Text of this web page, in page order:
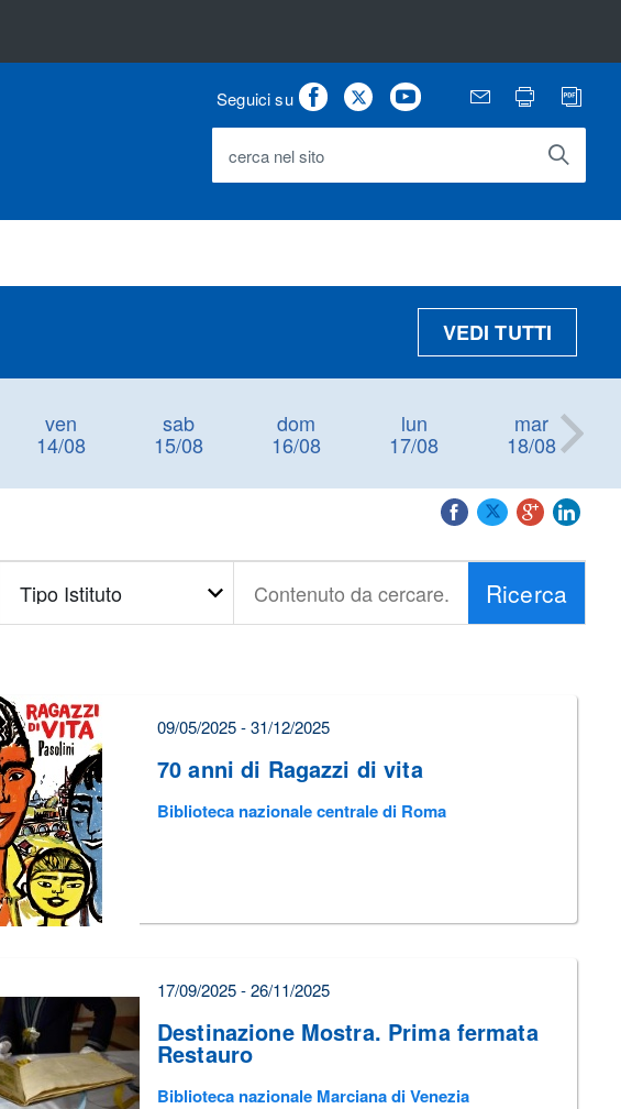
Seguici su Facebook
TwitterYoutube Email Stampa
cerca nel sito
VEDI TUTTI
ven
14/08
sab
15/08
dom
16/08
lun
17/08
mar
18/08
Tipo
Istituto
Contenuto
da
Ricerca
09/05/2025 - 31/12/2025
70 anni di Ragazzi di vita
Biblioteca nazionale centrale di Roma
17/09/2025 - 26/11/2025
Destinazione Mostra. Prima fermata
Restauro
Biblioteca nazionale Marciana di Venezia